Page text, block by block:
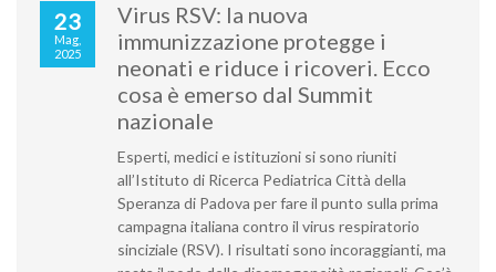
23
Mag,
2025
Virus RSV: la nuova
immunizzazione protegge i
neonati e riduce i ricoveri. Ecco
cosa è emerso dal Summit
nazionale
Esperti, medici e istituzioni si sono riuniti
all’Istituto di Ricerca Pediatrica Città della
Speranza di Padova per fare il punto sulla prima
campagna italiana contro il virus respiratorio
sinciziale (RSV). I risultati sono incoraggianti, ma